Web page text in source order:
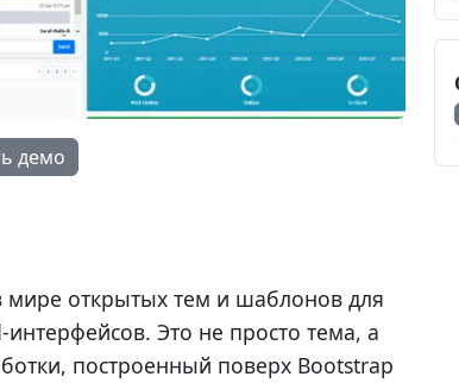
демо
открытых тем и шаблонов для
Это не просто тема, а
построенный поверх Bootstrap